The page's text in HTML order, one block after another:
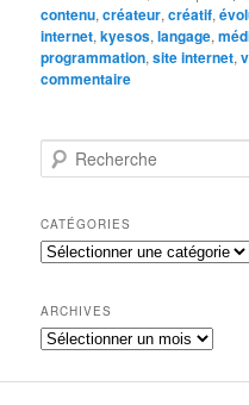
contenu,créateur,créatif,
internet,kyesos,langage,
programmation,site internet,
commentaire
e
h
e
r
h
e
CATÉGORIES
Catégories
ARCHIVES
Archives